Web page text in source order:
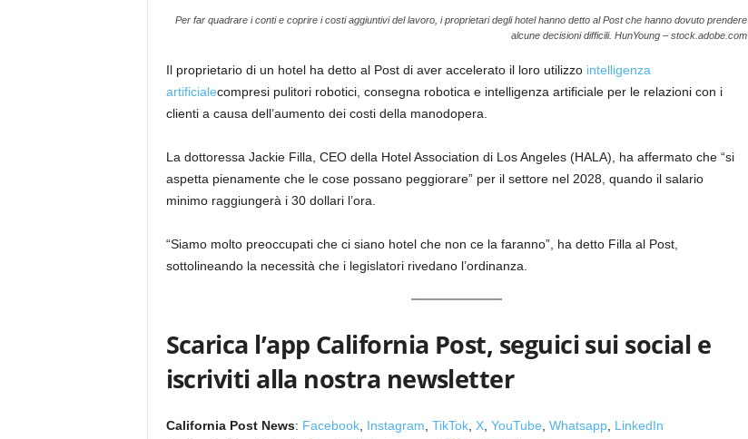
Per far quadrare i conti e coprire i costi aggiuntivi del lavoro, i proprietari degli hotel hanno detto al Post che hanno dovuto prendere
alcune decisioni difficili. HunYoung – stock.adobe.com
Il proprietario di un hotel ha detto al Post di aver accelerato il loro utilizzo intelligenza
artificialecompresi pulitori robotici, consegna robotica e intelligenza artificiale per le relazioni con i
clienti a causa dell’aumento dei costi della manodopera.
La dottoressa Jackie Filla, CEO della Hotel Association di Los Angeles (HALA), ha affermato che “si
aspetta pienamente che le cose possano peggiorare” per il settore nel 2028, quando il salario
minimo raggiungerà i 30 dollari l’ora.
“Siamo molto preoccupati che ci siano hotel che non ce la faranno”, ha detto Filla al Post,
sottolineando la necessità che i legislatori rivedano l’ordinanza.
Scarica l’app California Post, seguici sui social e
iscriviti alla nostra newsletter
California Post News: Facebook, Instagram TikTok, X, YouTube Whatsapp, LinkedIn